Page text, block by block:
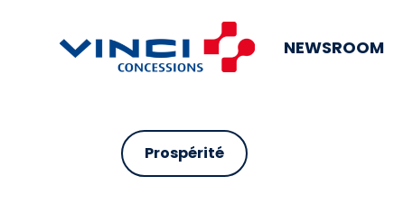
NEWSROOM
Prospérité